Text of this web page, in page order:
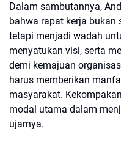
Dalam sambutannya,
bahwa rapat kerja bukan
tetapi menjadi wadah
menyatukan visi, serta
demi kemajuan
harus memberikan
masyarakat.
modal utama dalam
ujarnya.